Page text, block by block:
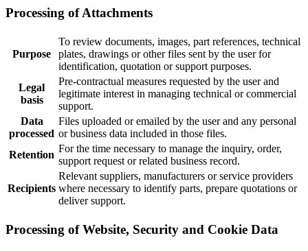
Processing of Attachments
Purpose
To review documents, images, part references, technical
plates, drawings or other files sent by the user for
identification, quotation or support purposes.
Legal
basis
Pre-contractual measures requested by the user and
legitimate interest in managing technical or commercial
support.
Data
processed
Files uploaded or emailed by the user and any personal
or business data included in those files.
Retention
For the time necessary to manage the inquiry, order,
support request or related business record.
Recipients
Relevant suppliers, manufacturers or service providers
where necessary to identify parts, prepare quotations or
deliver support.
Processing of Website, Security and Cookie Data